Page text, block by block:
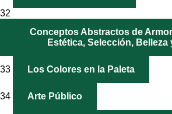
32
Conceptos Abstractos de
Estética, Selección, Belleza
33 Los Colores en la Paleta
34 Arte Público